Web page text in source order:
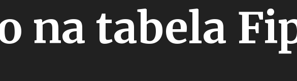
na tabela